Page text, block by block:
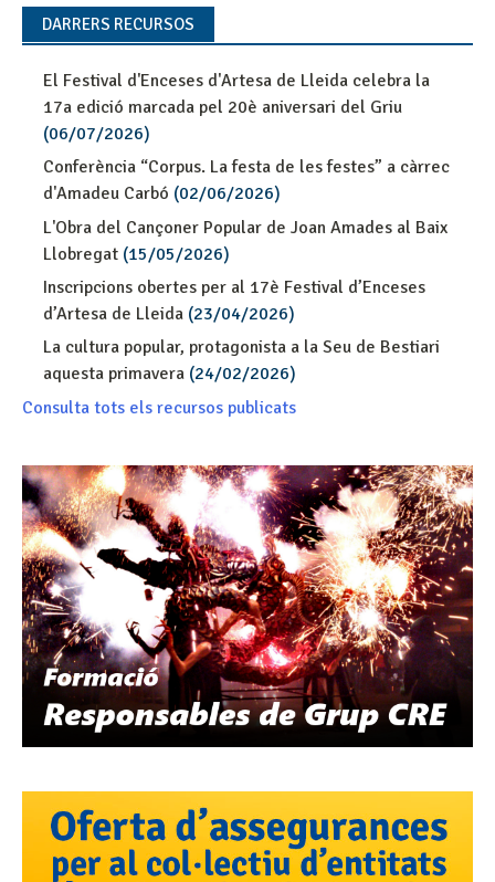
DARRERS RECURSOS
El Festival d'Enceses d'Artesa de Lleida celebra la
17a edició marcada pel 20è aniversari del Griu
(06/07/2026)
Conferència “Corpus. La festa de les festes” a càrrec
d'Amadeu Carbó (02/06/2026)
L'Obra del Cançoner Popular de Joan Amades al Baix
Llobregat (15/05/2026)
Inscripcions obertes per al 17è Festival d’Enceses
d’Artesa de Lleida (23/04/2026)
La cultura popular, protagonista a la Seu de Bestiari
aquesta primavera (24/02/2026)
Consulta tots els recursos publicats